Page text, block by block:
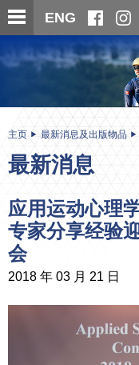
跳
至
内
ENG
内
主页 最新消息及出版物品
最新消息
应用运动心理
专家分享经验
会
2018 年 03 月 21 日